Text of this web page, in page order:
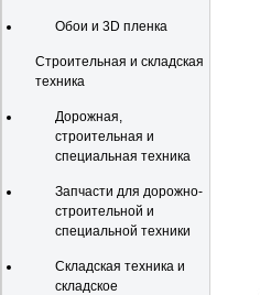
Обои и 3D пленка
Строительная и складская
техника
Дорожная,
строительная и
специальная техника
Запчасти для дорожно-
строительной и
специальной техники
Складская техника и
складское